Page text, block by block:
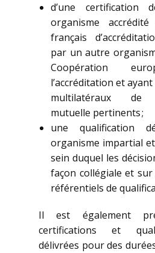
d’une certification
organisme
français
par un autre
Coopération
l’accréditation et
multilatéraux de
mutuelle pertinents ;
une qualification
organisme impartial
sein duquel les
façon collégiale et
référentiels de
Il est également
certifications et
délivrées pour des